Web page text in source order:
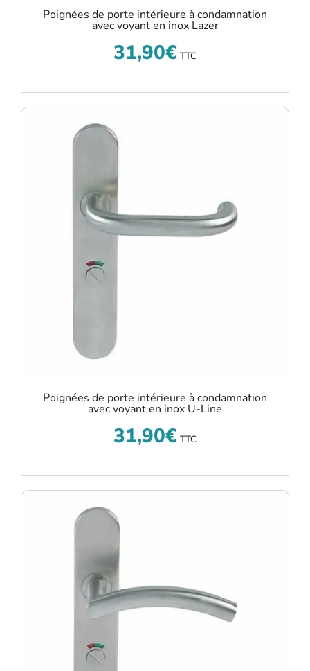
Poignées de porte intérieure à condamnation
avec voyant en inox Lazer
31,90€ TTC
Poignées de porte intérieure à condamnation
avec voyant en inox U-Line
31,90€ TTC